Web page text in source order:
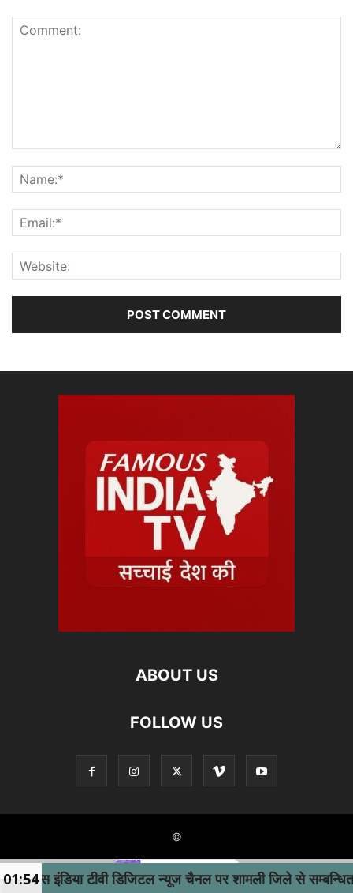
ABOUT US
FOLLOW US
©
इंडिया टीवी डिजिटल न्यूज चैनल पर शामली जिले से सम्बन्धित
01:54